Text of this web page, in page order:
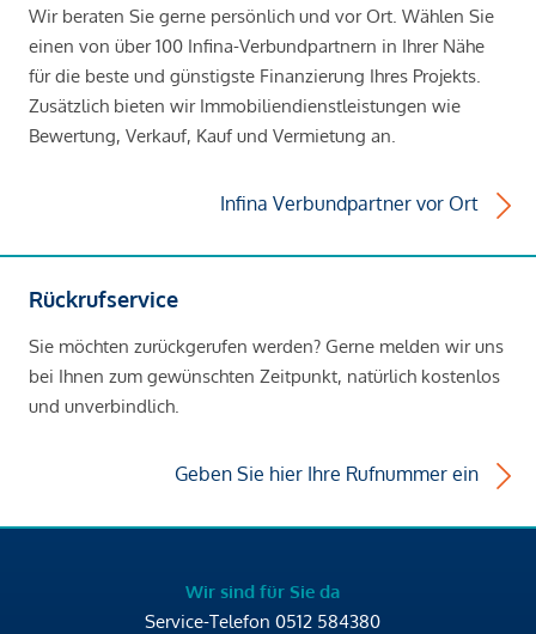
Wir beraten Sie gerne persönlich und vor Ort. Wählen Sie
einen von über 100 Infina-Verbundpartnern in Ihrer Nähe
für die beste und günstigste Finanzierung Ihres Projekts.
Zusätzlich bieten wir Immobiliendienstleistungen wie
Bewertung, Verkauf, Kauf und Vermietung an.
Infina Verbundpartner vor Ort
Rückrufservice
Sie möchten zurückgerufen werden? Gerne melden wir uns
bei Ihnen zum gewünschten Zeitpunkt, natürlich kostenlos
und unverbindlich.
Geben Sie hier Ihre Rufnummer ein
Wir sind für Sie da
Service-Telefon 0512 584380